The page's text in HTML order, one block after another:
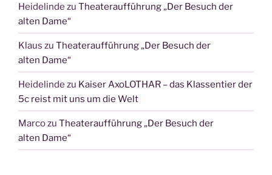
Heidelinde zu Theateraufführung „Der Besuch der
alten Dame“
Klaus zu Theateraufführung „Der Besuch der
alten Dame“
Heidelinde zu Kaiser AxoLOTHAR – das Klassentier der
5c reist mit uns um die Welt
Marcozu Theateraufführung „Der Besuch der
alten Dame“